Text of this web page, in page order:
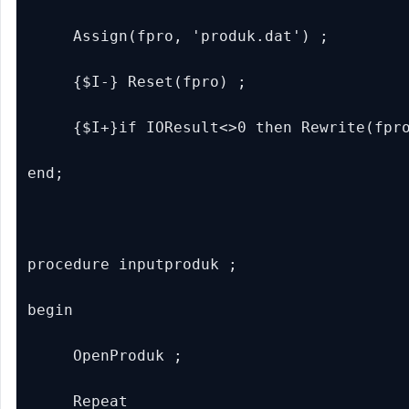
Assign(fpro, 'produk.dat') ;
{$I-} Reset(fpro) ;
{$I+}if IOResult<>0 then
end;
procedure inputproduk ;
begin
OpenProduk ;
Repeat